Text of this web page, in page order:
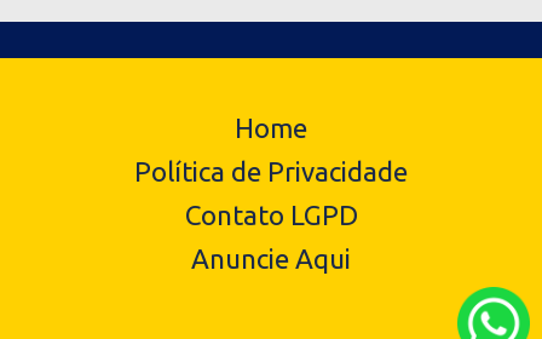
Home
Política de Privacidade
Contato LGPD
Anuncie Aqui